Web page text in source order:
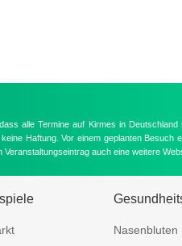
alle Termine auf Kirmes in
Haftung. Vor einem geplanten
Veranstaltungseintrag auch eine weitere
Nasenbluten